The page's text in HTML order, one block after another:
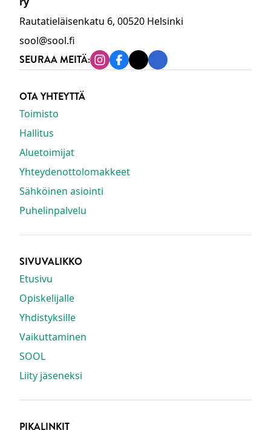
Rautatieläisenkatu 6, 00520 Helsinki
sool@sool.fi
SEURAA MEITÄ: Instagram
Facebook
TiktokLinkedin
OTA YHTEYTTÄ
Toimisto
Hallitus
Aluetoimijat
Yhteydenottolomakkeet
Sähköinen asiointi
Puhelinpalvelu
SIVUVALIKKO
Etusivu
Opiskelijalle
Yhdistyksille
Vaikuttaminen
SOOL
Liity jäseneksi
PIKALINKIT